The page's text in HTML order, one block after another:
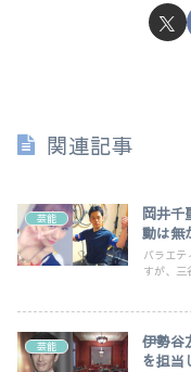
関連記事
芸能
岡井千
動は無
バラエテ
すが、三
芸能
伊勢谷
を担当